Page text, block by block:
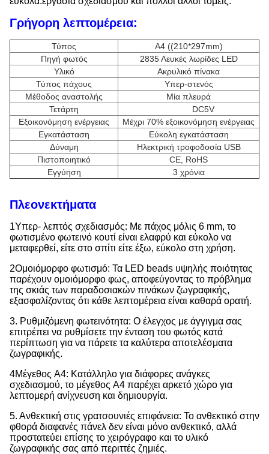
Γρήγορη λεπτομέρεια:
Τύπος
Α4 ((210*297mm)
Πηγή φωτός
2835 Λευκές λωρίδες LED
Υλικό
Ακρυλικό πίνακα
Τύπος πάχους
Υπερ-στενός
Μέθοδος αναστολής
Μία πλευρά
Τετάρτη
DC5V
Εξοικονόμηση ενέργειας
Μέχρι 70% εξοικονόμηση ενέργειας
Εγκατάσταση
Εύκολη εγκατάσταση
Δύναμη
Ηλεκτρική τροφοδοσία USB
Πιστοποιητικό
CE, RoHS
Εγγύηση
3 χρόνια
Πλεονεκτήματα
1Υπερ- λεπτός σχεδιασμός: Με πάχος μόλις 6 mm, το
φωτισμένο φωτεινό κουτί είναι ελαφρύ και εύκολο να
μεταφερθεί, είτε στο σπίτι είτε έξω, εύκολο στη χρήση.
2Ομοιόμορφο φωτισμό: Τα LED beads υψηλής ποιότητας
παρέχουν ομοιόμορφο φως, αποφεύγοντας το πρόβλημα
της σκιάς των παραδοσιακών πινάκων ζωγραφικής,
εξασφαλίζοντας ότι κάθε λεπτομέρεια είναι καθαρά ορατή.
3. Ρυθμιζόμενη φωτεινότητα: Ο έλεγχος με άγγιγμα σας
επιτρέπει να ρυθμίσετε την ένταση του φωτός κατά
περίπτωση για να πάρετε τα καλύτερα αποτελέσματα
ζωγραφικής.
4Μέγεθος A4: Κατάλληλο για διάφορες ανάγκες
σχεδιασμού, το μέγεθος A4 παρέχει αρκετό χώρο για
λεπτομερή ανίχνευση και δημιουργία.
5. Ανθεκτική στις γρατσουνιές επιφάνεια: Το ανθεκτικό στην
φθορά διαφανές πάνελ δεν είναι μόνο ανθεκτικό, αλλά
προστατεύει επίσης το χειρόγραφο και το υλικό
ζωγραφικής σας από περιττές ζημιές.